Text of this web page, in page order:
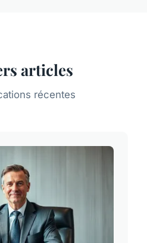
articles
récentes